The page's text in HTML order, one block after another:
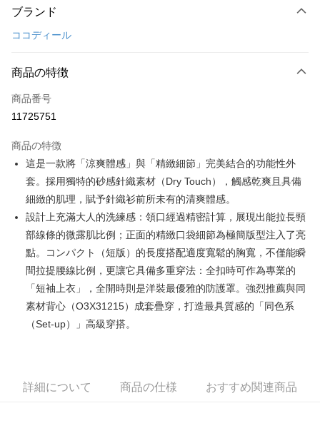
クレジットカード1回払い
LINE Pay
Apple Pay
Easy Wallet
AFTEE代金後払い
説明
一、 AFTEE代金後払いについて
1.お支払い方法でAFTEE代金後払いを選択すると、携帯電話認証ウィンド
ウが表示されます。
2.SMSで認証してお支払い手続を進めてください。
す。
4.ご注文が完了すると、携帯に支払い通知のSMSが届きます。アプリ会員
の場合は、AFTEE アプリプッシュ通知が届きます。
5.商品受け取り時のお支払いは不要です。商品を確かめてから、SMSまた
はアプリの通知に従って、4大コンビニ、またはATM/オンラインバンキン
まで延長できます。
ATM払い
配送方法
全家取貨付款
付款後全家取貨
送料無料
ブランド
ココディール
商品の特徴
商品番号
11725751
商品の特徴
這是一款將「涼爽體感」與「精緻細節」完美結合的功能性外
套。採用獨特的砂感針織素材（Dry Touch），觸感乾爽且具備
細緻的肌理，賦予針織衫前所未有的清爽體感。
設計上充滿大人的洗練感：領口經過精密計算，展現出能拉長頸
部線條的微露肌比例；正面的精緻口袋細節為極簡版型注入了亮
點。コンパクト（短版）的長度搭配適度寬鬆的胸寬，不僅能瞬
間拉提腰線比例，更讓它具備多重穿法：全扣時可作為專業的
「短袖上衣」，全開時則是洋裝最優雅的防護罩。強烈推薦與同
素材背心（O3X31215）成套疊穿，打造最具質感的「同色系
（Set-up）」高級穿搭。
詳細について 商品の仕様 おすすめ関連商品